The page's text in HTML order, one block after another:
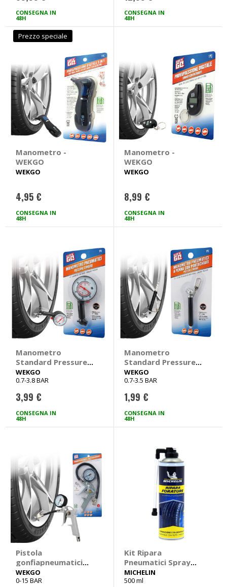
CONSEGNA IN
48H
CONSEGNA IN
48H
Prezzo speciale
Manometro -
WEKGO
WEKGO
4,95 €
CONSEGNA IN
48H
Manometro -
WEKGO
WEKGO
8,99 €
CONSEGNA IN
48H
Manometro
Standard Pressure -
WEKGO
WEKGO
0.7-3.8 BAR
3,99 €
CONSEGNA IN
48H
Manometro
Standard Pressure
con portachiavi -
WEKGO
WEKGO
0.7-3.5 BAR
1,99 €
CONSEGNA IN
48H
Pistola
gonfiapneumatici
Con manometro -
WEKGO
WEKGO
0-15 BAR
Kit Ripara
Pneumatici Spray
Stop Forature -
MICHELIN
MICHELIN
500 ml